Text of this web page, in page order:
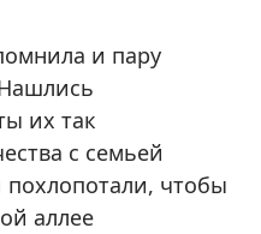
и пару
их так
с семьей
чтобы
аллее